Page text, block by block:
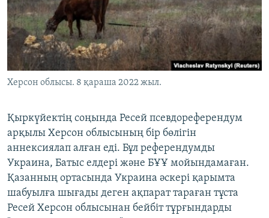
Херсон облысы. 8 қараша 2022 жыл.
Қыркүйектің соңында Ресей псевдореферендум
арқылы Херсон облысының бір бөлігін
аннексиялап алған еді. Бұл референдумды
Украина, Батыс елдері және БҰҰ мойындамаған.
Қазанның ортасында Украина әскері қарымта
шабуылға шығады деген ақпарат тараған тұста
Ресей Херсон облысынан бейбіт тұрғындарды